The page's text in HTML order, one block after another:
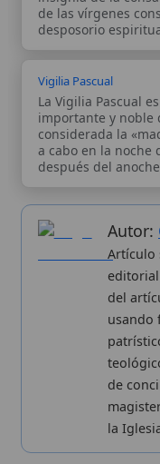
deCurso Católico
analíticas anónimas.
Valencia, España.ISSN:
Sobre
Proceso
Publicación
Estadísticas
Política de
✦
Únete ·
Perfil
Síguenos ·